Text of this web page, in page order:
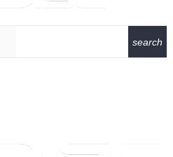
search